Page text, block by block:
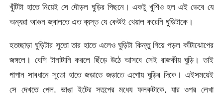
খুঁটিটা হাতে নিয়েই সে দৌড়ল ঘুড়ির পিছনে। একটু খুশিও হল এই ভেবে যে
অন্যরা আগুন জ্বালতে এত ব্যস্ত যে কেউই খেয়াল করেনি ঘুড়িটাকে।
হতচ্ছাড়া ঘুড়িটার সুতো তার হাতে এলেও ঘুড়িটা কিন্তু গিয়ে পড়ল কাঁটাঝোপের
জঙ্গলে। বেশি টানাটানি করলে ছিঁড়ে উঠে আসবে সেই রাজকীয় ঘুড়ি। তাই
পাপান সাবধানে সুতো হাতে জড়াতে জড়াতে এগোয় ঘুড়ির দিকে। এইসময়েই
সে দেখতে পেল, ভাঙা ইটের স্তূপের মধ্যে ফলকটাকে, যার ওপর লেখা